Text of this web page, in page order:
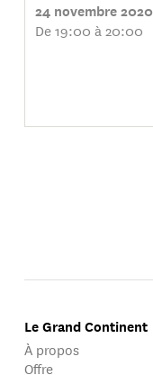
24 novembre 2020
De 19:00 à 20:00
Le Grand Continent
À propos
Offre